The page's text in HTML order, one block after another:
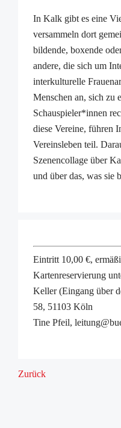
In Kalk gibt es eine
versammeln dort
bildende, boxende
andere, die sich um
interkulturelle
Menschen an, sich zu
Schauspieler*innen
diese Vereine, führen
Vereinsleben teil.
Szenencollage über
und über das, was sie
Eintritt 10,00 €,
Kartenreservierung
Keller (Eingang über
58, 51103 Köln
Tine Pfeil,
Zurück